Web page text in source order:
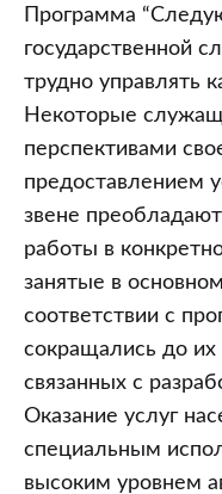
Программа
государственной
трудно управлять
Некоторые
перспективами
предоставлением
звене
работы в
занятые в
соответствии с
сокращались до
связанных с
Оказание услуг
специальным
высоким уровнем